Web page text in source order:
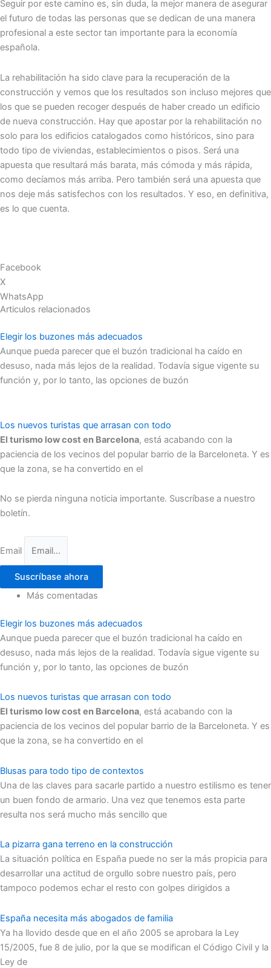
Seguir por este camino es, sin duda, la mejor manera de asegurar
el futuro de todas las personas que se dedican de una manera
profesional a este sector tan importante para la economía
española.
La rehabilitación ha sido clave para la recuperación de la
construcción y vemos que los resultados son incluso mejores que
los que se pueden recoger después de haber creado un edificio
de nueva construcción. Hay que apostar por la rehabilitación no
solo para los edificios catalogados como históricos, sino para
todo tipo de viviendas, establecimientos o pisos. Será una
apuesta que resultará más barata, más cómoda y más rápida,
como decíamos más arriba. Pero también será una apuesta que
nos deje más satisfechos con los resultados. Y eso, en definitiva,
es lo que cuenta.
Facebook
X
WhatsApp
Articulos relacionados
Elegir los buzones más adecuados
Aunque pueda parecer que el buzón tradicional ha caído en
desuso, nada más lejos de la realidad. Todavía sigue vigente su
función y, por lo tanto, las opciones de buzón
Los nuevos turistas que arrasan con todo
El turismo low cost en Barcelona, está acabando con la
paciencia de los vecinos del popular barrio de la Barceloneta. Y es
que la zona, se ha convertido en el
No se pierda ninguna noticia importante. Suscríbase a nuestro
boletín.
Email
Suscríbase ahora
Más comentadas
Elegir los buzones más adecuados
Aunque pueda parecer que el buzón tradicional ha caído en
desuso, nada más lejos de la realidad. Todavía sigue vigente su
función y, por lo tanto, las opciones de buzón
Los nuevos turistas que arrasan con todo
El turismo low cost en Barcelona, está acabando con la
paciencia de los vecinos del popular barrio de la Barceloneta. Y es
que la zona, se ha convertido en el
Blusas para todo tipo de contextos
Una de las claves para sacarle partido a nuestro estilismo es tener
un buen fondo de armario. Una vez que tenemos esta parte
resulta nos será mucho más sencillo que
La pizarra gana terreno en la construcción
La situación política en España puede no ser la más propicia para
desarrollar una actitud de orgullo sobre nuestro país, pero
tampoco podemos echar el resto con golpes dirigidos a
España necesita más abogados de familia
Ya ha llovido desde que en el año 2005 se aprobara la Ley
15/2005, fue 8 de julio, por la que se modifican el Código Civil y la
Ley de